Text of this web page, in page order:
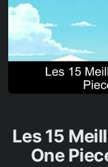
Les 15
One